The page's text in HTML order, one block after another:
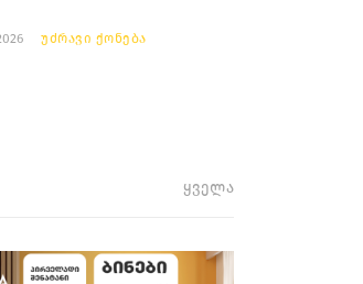
უძრავი ქონება
ყველა